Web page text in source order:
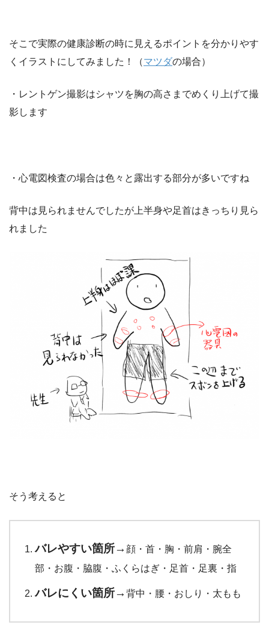
そこで実際の健康診断の時に見えるポイントを分かりやす
くイラストにしてみました！（マツダの場合）
・レントゲン撮影はシャツを胸の高さまでめくり上げて撮
影します
・心電図検査の場合は色々と露出する部分が多いですね
背中は見られませんでしたが上半身や足首はきっちり見ら
れました
そう考えると
バレやすい箇所→ 顔・首・胸・前肩・腕全
部・お腹・脇腹・ふくらはぎ・足首・足裏・指
バレにくい箇所→背中・腰・おしり・太もも